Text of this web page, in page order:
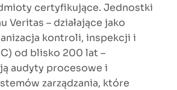
certyfikujące. Jednostki
Veritas – działające jako
kontroli, inspekcji i
od blisko 200 lat –
audyty procesowe i
zarządzania, które